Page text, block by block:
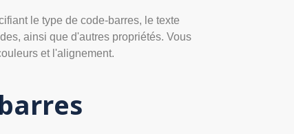
le type de code-barres, le texte
ainsi que d'autres propriétés. Vous
et l'alignement.